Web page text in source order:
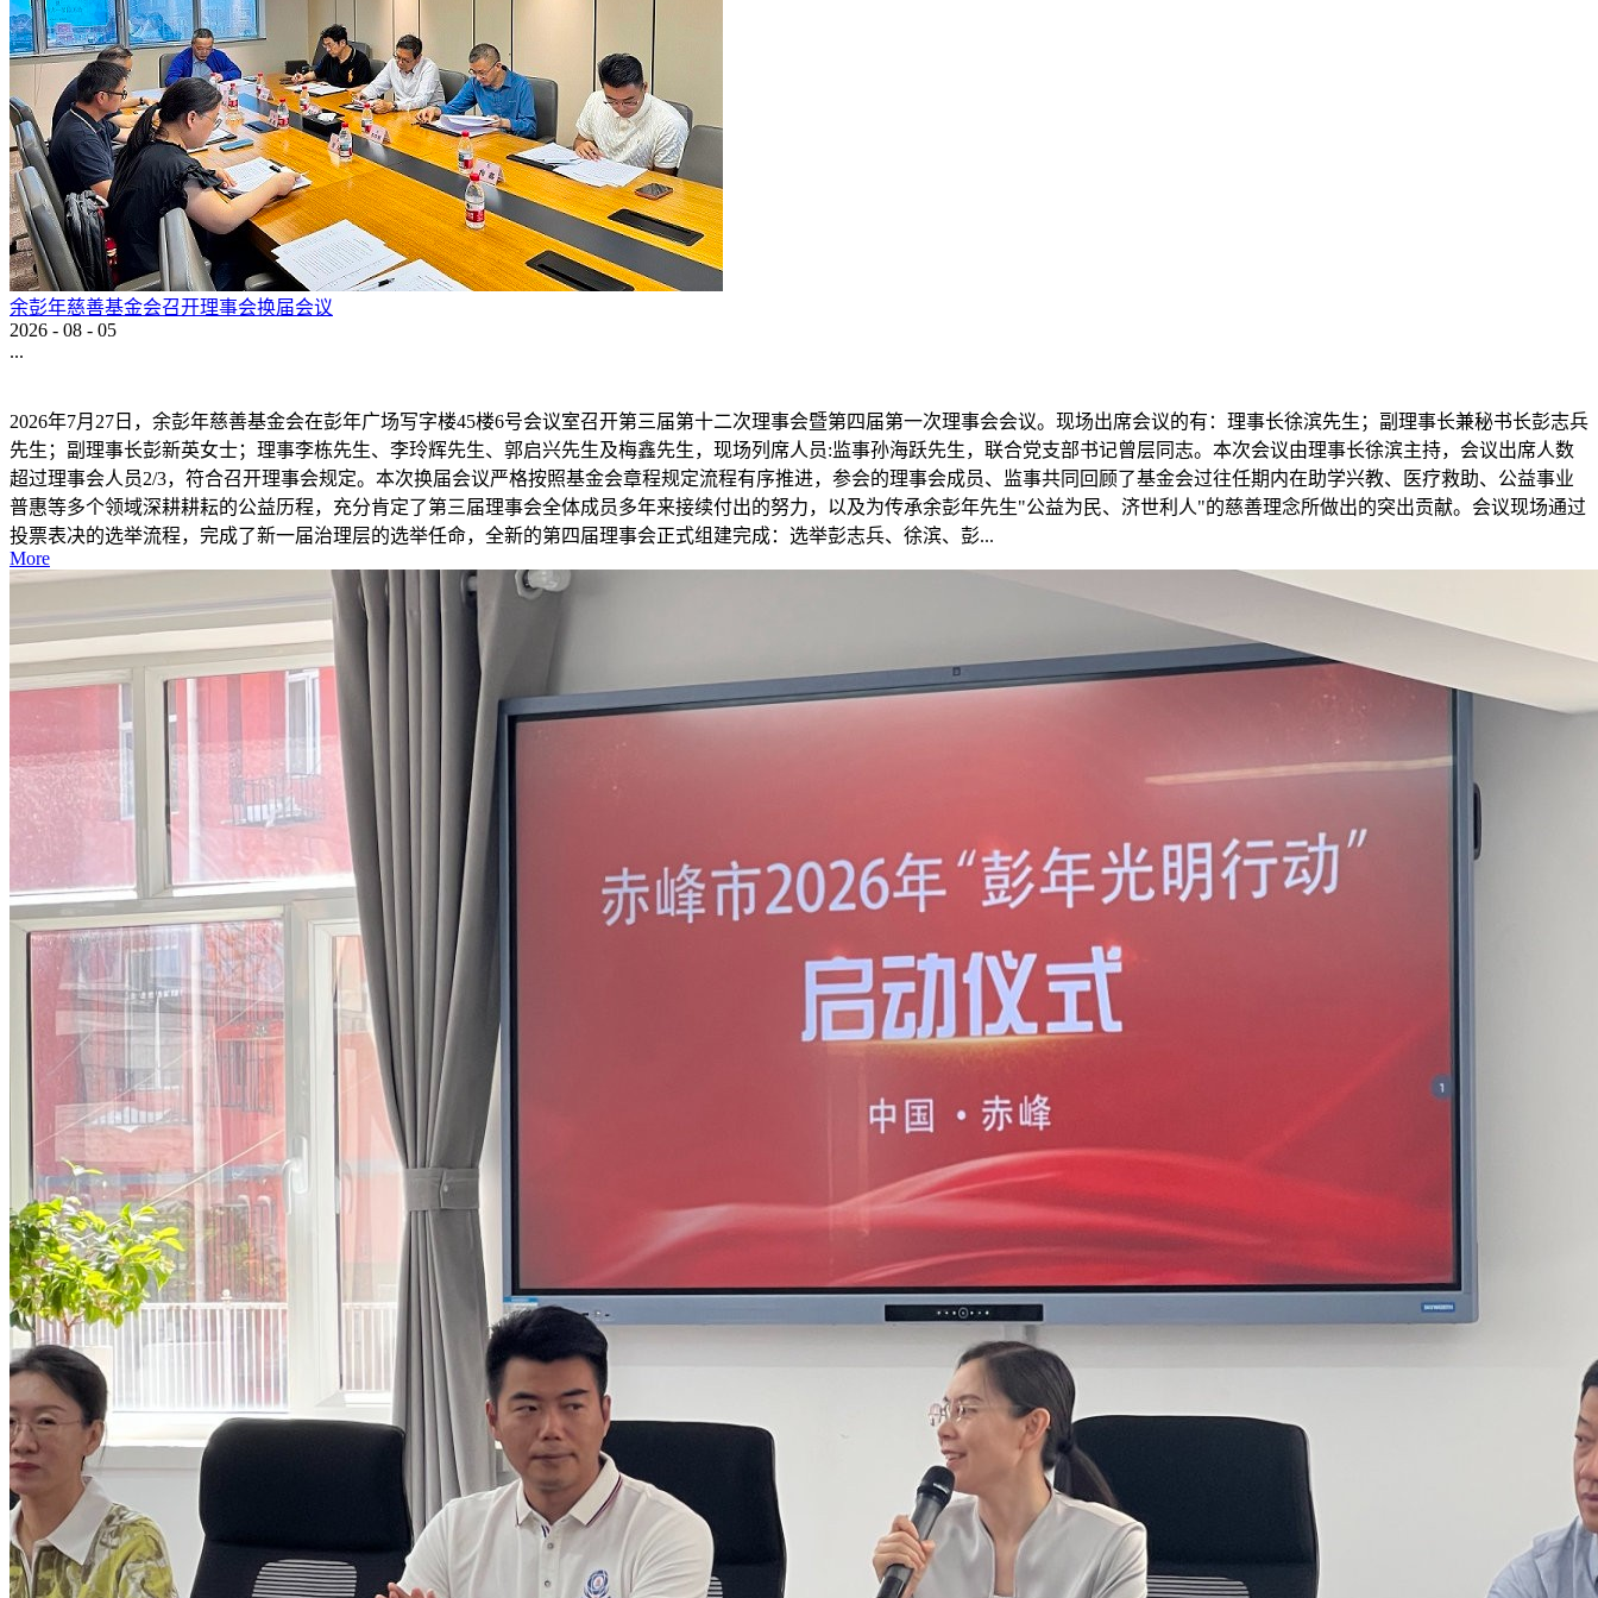
余彭年慈善基金会召开理事会换届会议
2026 - 08 - 05
...
2026年7月27日，余彭年慈善基金会在彭年广场写字楼45楼6号会议室召开第三届第十二次理事会暨第四届第一次理事会会议。现场出席会议的有：理事长徐滨先生；副理事长兼秘书长彭志兵
先生；副理事长彭新英女士；理事李栋先生、李玲辉先生、郭启兴先生及梅鑫先生，现场列席人员:监事孙海跃先生，联合党支部书记曾层同志。本次会议由理事长徐滨主持，会议出席人数
超过理事会人员2/3，符合召开理事会规定。本次换届会议严格按照基金会章程规定流程有序推进，参会的理事会成员、监事共同回顾了基金会过往任期内在助学兴教、医疗救助、公益事业
普惠等多个领域深耕耕耘的公益历程，充分肯定了第三届理事会全体成员多年来接续付出的努力，以及为传承余彭年先生"公益为民、济世利人"的慈善理念所做出的突出贡献。会议现场通过
投票表决的选举流程，完成了新一届治理层的选举任命，全新的第四届理事会正式组建完成：选举彭志兵、徐滨、彭...
More